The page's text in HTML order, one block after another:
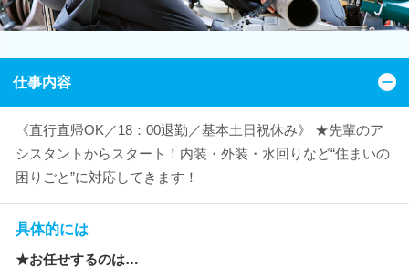
仕事内容
《直行直帰OK／18：00退勤／基本土日祝休み》 ★先輩のア
シスタントからスタート！内装・外装・水回りなど“住まいの
困りごと”に対応してきます！
具体的には
★お任せするのは…